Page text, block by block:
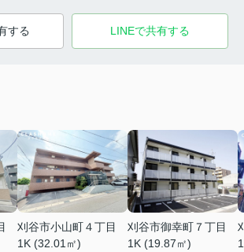
する LINEで共有する
刈谷市小山町４丁目
1K (32.01㎡)
刈谷市御幸町７丁目
1K (19.87㎡)